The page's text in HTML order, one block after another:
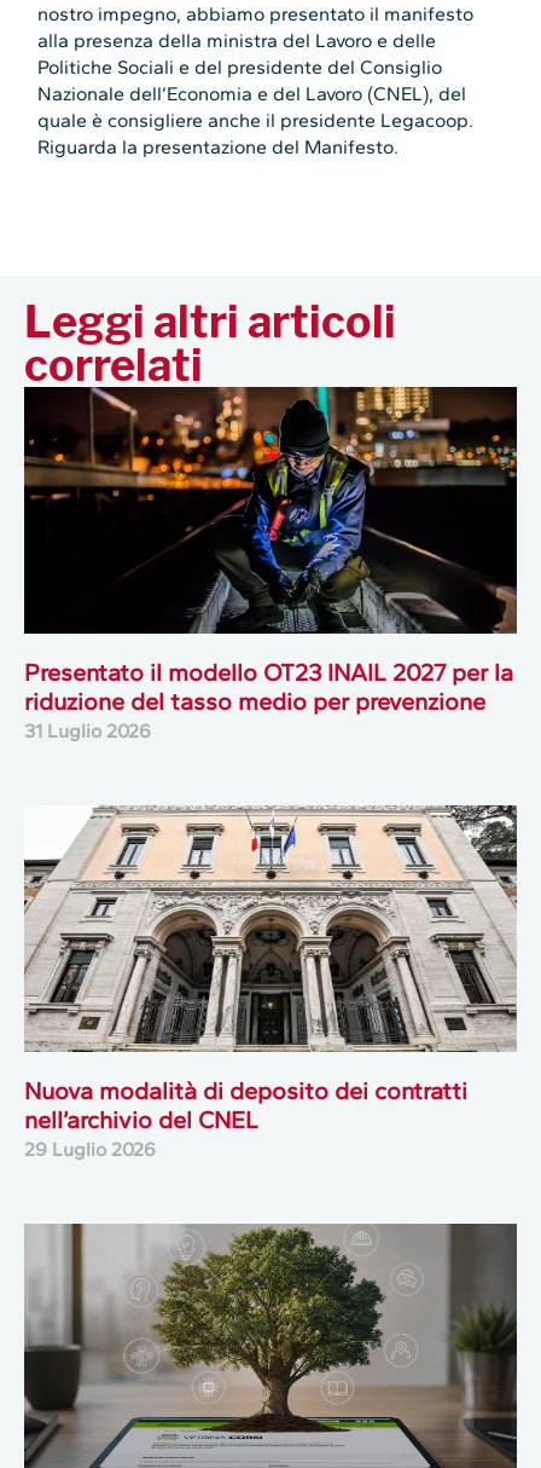
nostro impegno, abbiamo presentato il manifesto
alla presenza della ministra del Lavoro e delle
Politiche Sociali e del presidente del Consiglio
Nazionale dell’Economia e del Lavoro (CNEL), del
quale è consigliere anche il presidente Legacoop.
Riguarda la presentazione del Manifesto.
Leggi altri articoli
correlati
Presentato il modello OT23 INAIL 2027 per la
riduzione del tasso medio per prevenzione
31 Luglio 2026
Nuova modalità di deposito dei contratti
nell’archivio del CNEL
29 Luglio 2026